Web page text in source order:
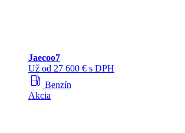
Jaecoo7
Už od 27 600 € s DPH
local_gas_station Benzín
Akcia